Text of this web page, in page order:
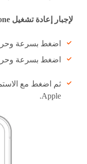
لإجبار إعادة تشغيل iPhone:
اضغط بسرعة
اضغط بسرعة
ثم اضغط مع
Apple.